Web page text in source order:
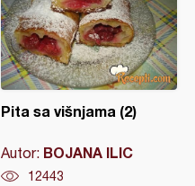
Pita sa višnjama (2)
Autor: BOJANA ILIC
12443